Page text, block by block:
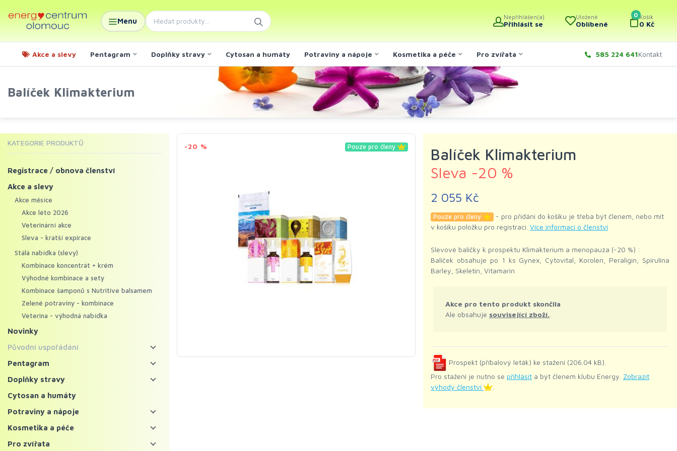
Menu Nepřihlášen(a)
Přihlásit se
Uložené
Oblíbené
0 Košík
0 Kč
Akce a slevy Pentagram Doplňky stravy Cytosan a humáty Potraviny a nápoje Kosmetika a péče Pro zvířata 585 224 641Kontakt
Balíček Klimakterium
-20 % Pouze pro členy
Balíček Klimakterium
Sleva -20 %
2 055 Kč
Pouze pro členy
- pro přidání do košíku je třeba být členem, nebo mít
v košíku položku pro registraci. Více informací o členství
Slevové balíčky k prospektu Klimakterium a menopauza (-20 %) :
Balíček obsahuje po 1 ks Gynex, Cytovital, Korolen, Peraligin, Spirulina
Barley, Skeletin, Vitamarin
Akce pro tento produkt skončila
Ale obsahuje související zboží.
Prospekt (příbalový leták) ke stažení (206.04 kB).
Pro stažení je nutno se přihlásit a být členem klubu Energy. Zobrazit
výhody členství
KATEGORIE PRODUKTŮ
Registrace / obnova členství
Akce a slevy
Akce měsíce
Akce léto 2026
Veterinární akce
Sleva - kratší expirace
Stálá nabídka (slevy)
Kombinace koncentrát + krém
Výhodné kombinace a sety
Kombinace šamponů s Nutritive balsamem
Zelené potraviny - kombinace
Veterina - výhodná nabídka
Novinky
Původní uspořádání
Energy food
Pentagram - bylinné koncentráty
Pentagram
Koncentráty
Krémy
Doplňky stravy
Bylinné koncentráty
Probiotika a trávení
Cytosan a humáty
Potraviny a nápoje
Zelené potraviny
Bylinné čaje a nápoje
Kosmetika a péče
Pleť
Pro zvířata